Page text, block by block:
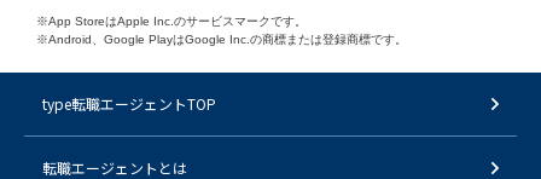
※App StoreはApple Inc.のサービスマークです。
※Android、Google PlayはGoogle Inc.の商標または登録商標です。
type転職エージェントTOP
転職エージェントとは